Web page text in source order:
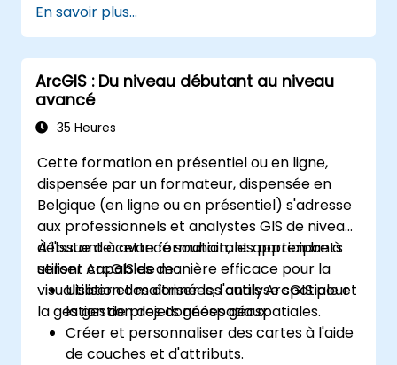
spatiales, le traitement des données et la
cartographie avec ArcGIS.
Analyser des données spatiales pour des
projets dans ArcGIS.
En savoir plus...
ArcGIS : Du niveau débutant au niveau
avancé
35 Heures
Cette formation en présentiel ou en ligne,
dispensée par un formateur, dispensée en
Belgique (en ligne ou en présentiel) s'adresse
aux professionnels et analystes GIS de niveau
débutant à avancé souhaitant apprendre à
utiliser ArcGIS de manière efficace pour la
visualisation des données, l'analyse spatiale et
la gestion de projets géospatiaux.
À l'issue de cette formation, les participants
seront capables de :
Utiliser et maîtriser les outils ArcGIS pour
la gestion des données géospatiales.
Créer et personnaliser des cartes à l'aide
de couches et d'attributs.